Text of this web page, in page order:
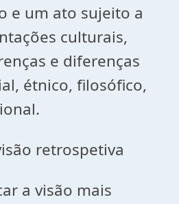
e um ato sujeito a
culturais,
e diferenças
étnico, filosófico,
retrospetiva
a visão mais